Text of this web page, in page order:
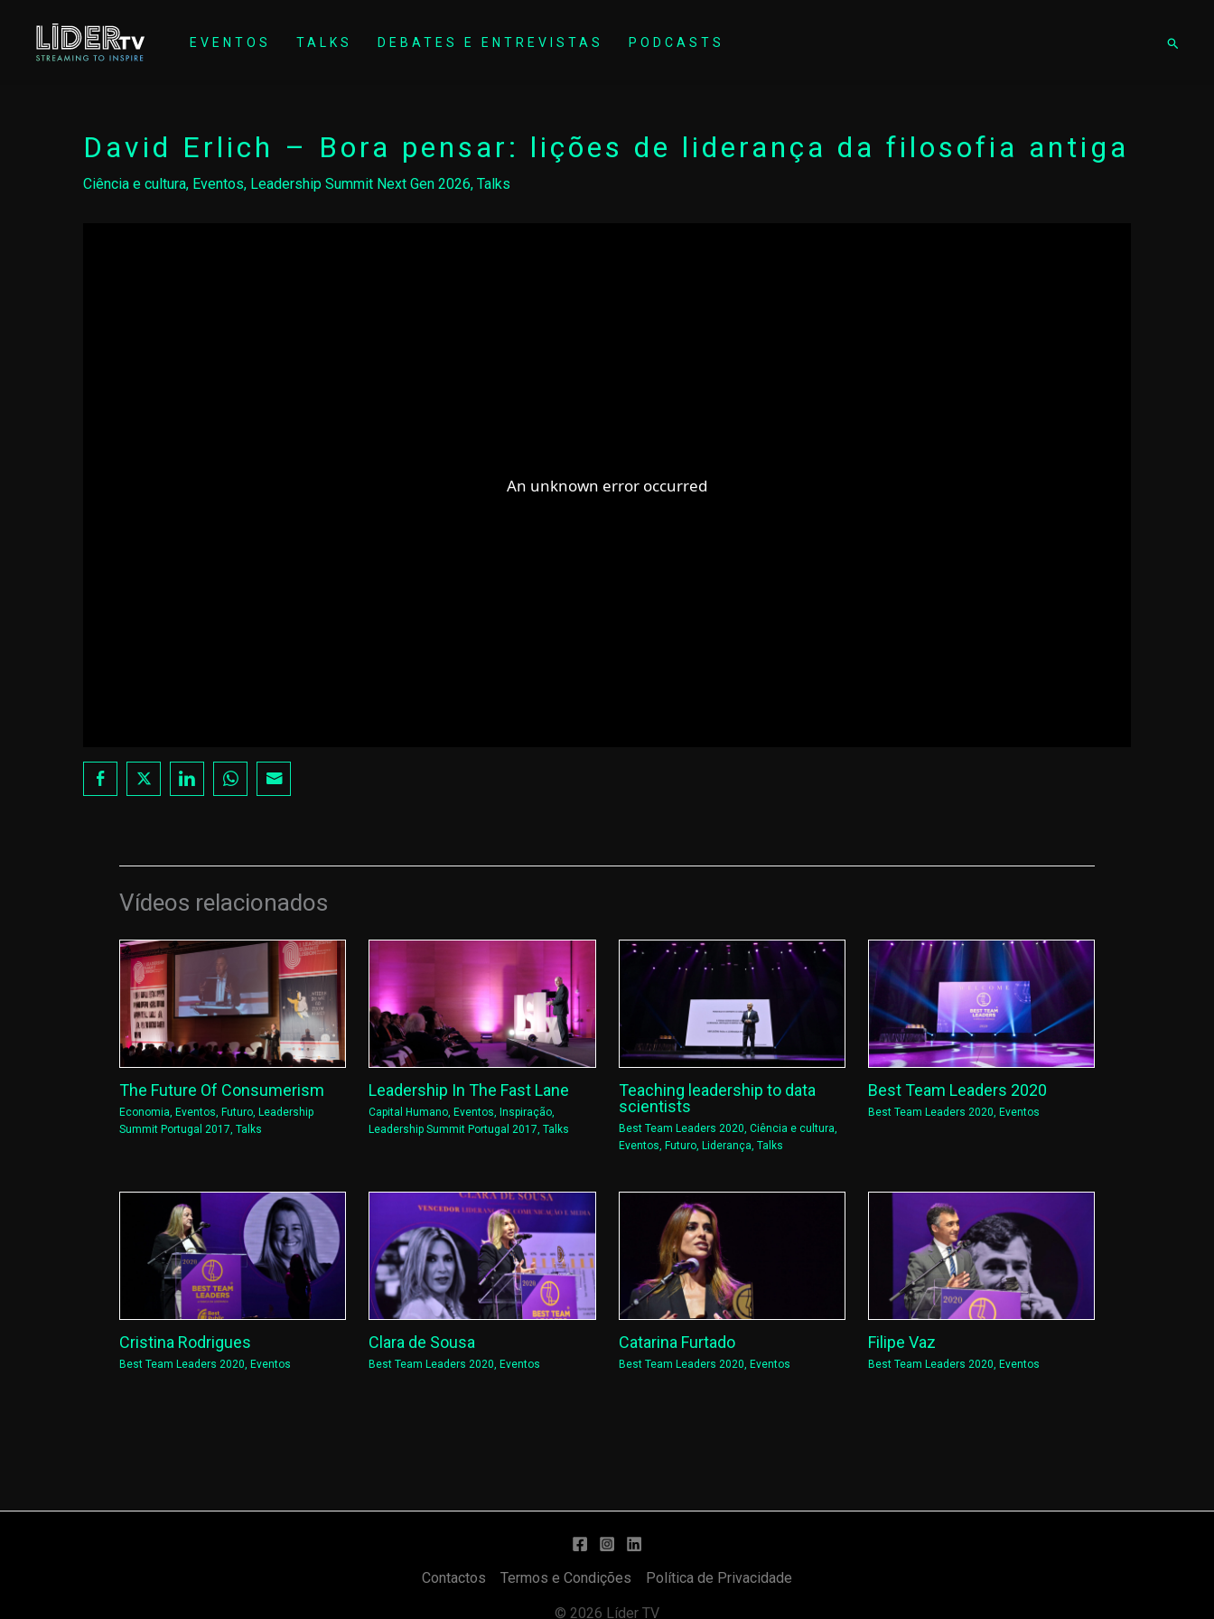
EVENTOS TALKS DEBATES E ENTREVISTAS PODCASTS
David Erlich – Bora pensar: lições de liderança da filosofia antiga
Ciência e cultura, Eventos, Leadership Summit Next Gen 2026, Talks
Vídeos relacionados
The Future Of Consumerism
Economia, Eventos, Futuro, Leadership
Summit Portugal 2017, Talks
Leadership In The Fast Lane
Capital Humano, Eventos, Inspiração,
Leadership Summit Portugal 2017,Talks
Teaching leadership to data
scientists
Best Team Leaders 2020, Ciência e cultura,
Eventos, Futuro, Liderança, Talks
Best Team Leaders 2020
Best Team Leaders 2020, Eventos
Cristina Rodrigues
Best Team Leaders 2020, Eventos
Clara de Sousa
Best Team Leaders 2020, Eventos
Catarina Furtado
Best Team Leaders 2020, Eventos
Filipe Vaz
Best Team Leaders 2020, Eventos
Contactos Termos e Condições Política de Privacidade
© 2026 Líder TV